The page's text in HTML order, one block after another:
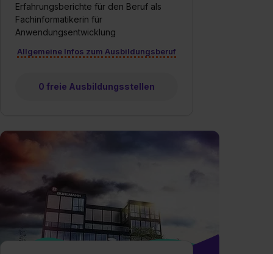
Erfahrungsberichte für den Beruf als
Fachinformatikerin für
Anwendungsentwicklung
Allgemeine Infos zum Ausbildungsberuf
0 freie Ausbildungsstellen